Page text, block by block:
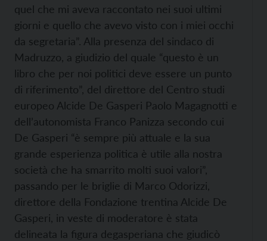
quel che mi aveva raccontato nei suoi ultimi
giorni e quello che avevo visto con i miei occhi
da segretaria”. Alla presenza del sindaco di
Madruzzo, a giudizio del quale “questo è un
libro che per noi politici deve essere un punto
di riferimento”, del direttore del Centro studi
europeo Alcide De Gasperi Paolo Magagnotti e
dell’autonomista Franco Panizza secondo cui
De Gasperi “è sempre più attuale e la sua
grande esperienza politica è utile alla nostra
società che ha smarrito molti suoi valori”,
passando per le briglie di Marco Odorizzi,
direttore della Fondazione trentina Alcide De
Gasperi, in veste di moderatore è stata
delineata la figura degasperiana che giudicò